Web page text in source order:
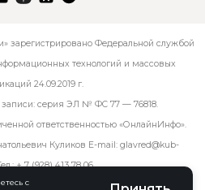
с
зарегистрировано Федеральной службой
технологий и массовых
24.09.2019 г.
серия ЭЛ № ФС 77 — 76818.
ответственностью «ОнлайнИнфо».
Куликов E-mail: glavred@kub-
+ 7 (928) 413 78 06.